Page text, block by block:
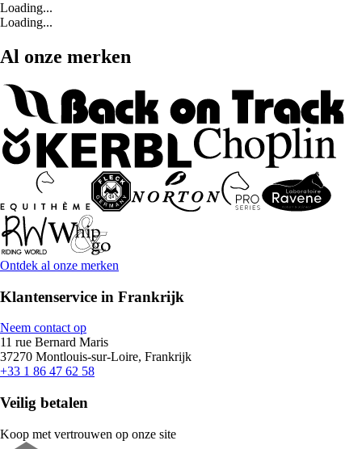
Loading...
Loading...
Al onze merken
Ontdek al onze merken
Klantenservice in Frankrijk
Neem contact op
11 rue Bernard Maris
37270 Montlouis-sur-Loire, Frankrijk
+33 1 86 47 62 58
Veilig betalen
Koop met vertrouwen op onze site